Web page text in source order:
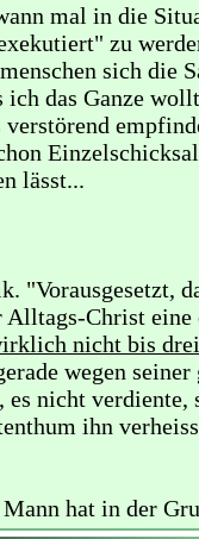
mal in die
zu
sich die
ich das Ganze
verstörend
lässt...
"Vorausgesetzt,
Alltags-Christ
nicht bis
wegen
nicht verdiente,
ihn
hat in der